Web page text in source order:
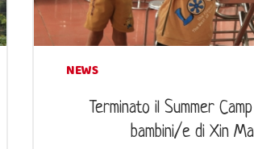
NEWS
Terminato il Summer
bambini/e di Xin